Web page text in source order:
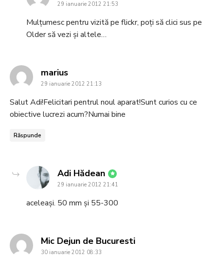
29 ianuarie 2012 21:53
Mulţumesc pentru vizită pe flickr, poţi să clici sus pe
Older să vezi şi altele…
mariussays:
29 ianuarie 2012 21:13
Salut Adi!Felicitari pentrul noul aparat!Sunt curios cu ce
obiective lucrezi acum?Numai bine
Răspunde
Adi Hădean says:
29 ianuarie 2012 21:41
aceleași. 50 mm și 55-300
Mic Dejun de Bucurestisays:
30 ianuarie 2012 08:33